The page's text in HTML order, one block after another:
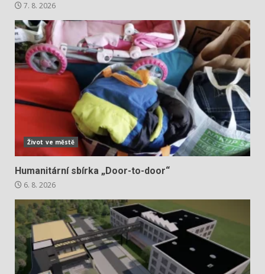
7. 8. 2026
Život ve městě
Humanitární sbírka „Door-to-door“
6. 8. 2026